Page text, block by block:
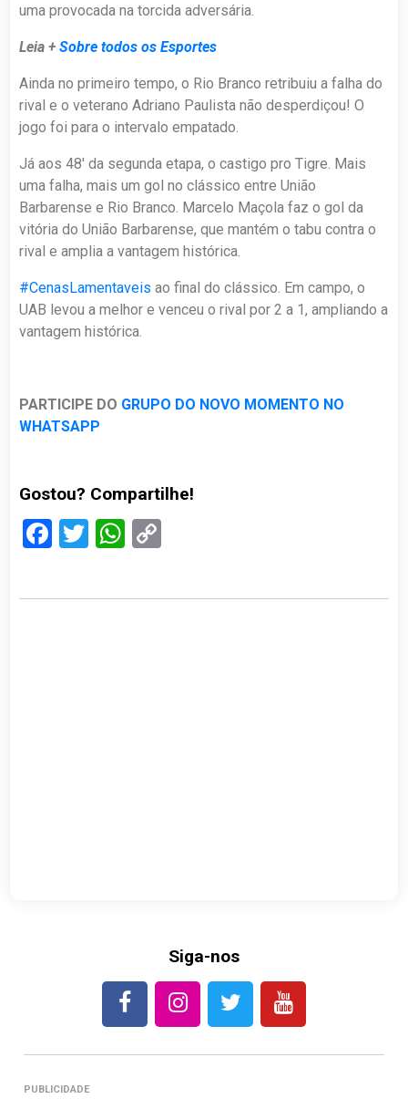
uma provocada na torcida adversária.
Leia +Sobre todos os Esportes
Ainda no primeiro tempo, o Rio Branco retribuiu a falha do
rival e o veterano Adriano Paulista não desperdiçou! O
jogo foi para o intervalo empatado.
Já aos 48′ da segunda etapa, o castigo pro Tigre. Mais
uma falha, mais um gol no clássico entre União
Barbarense e Rio Branco. Marcelo Maçola faz o gol da
vitória do União Barbarense, que mantém o tabu contra o
rival e amplia a vantagem histórica.
#CenasLamentaveis ao final do clássico. Em campo, o
UAB levou a melhor e venceu o rival por 2 a 1, ampliando a
vantagem histórica.
PARTICIPE DO GRUPO DO NOVO MOMENTO NO
WHATSAPP
Gostou? Compartilhe!
Facebook
TwitterWhatsApp
Siga-nos
PUBLICIDADE